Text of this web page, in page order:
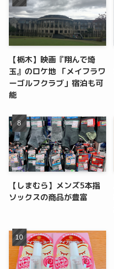
【栃木】映画『翔んで埼
玉』のロケ地 「メイフラワ
ーゴルフクラブ」宿泊も可
能
【しまむら】メンズ5本指
ソックスの商品が豊富